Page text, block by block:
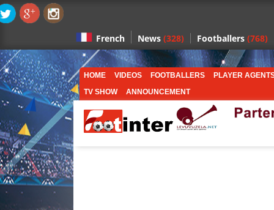
French News (328) Footballers (768)
HOME VIDEOS FOOTBALLERS
PLAYER
TV SHOW
ANNOUNCEMENT